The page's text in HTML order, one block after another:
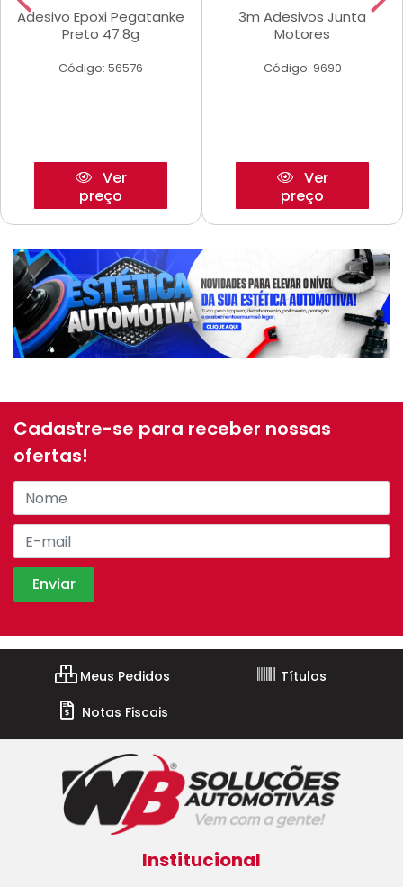
Adesivo Epoxi Pegatanke
Preto 47.8g
Código: 56576
Ver
preço
3m Adesivos Junta
Motores
Código: 9690
Ver
preço
Cadastre-se para receber nossas
ofertas!
Meus Pedidos
Títulos
Notas Fiscais
Institucional